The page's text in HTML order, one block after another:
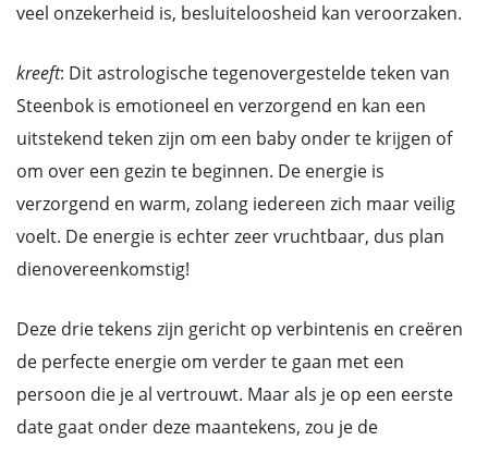
veel onzekerheid is, besluiteloosheid kan veroorzaken.
kreeft: Dit astrologische tegenovergestelde teken van
Steenbok is emotioneel en verzorgend en kan een
uitstekend teken zijn om een baby onder te krijgen of
om over een gezin te beginnen. De energie is
verzorgend en warm, zolang iedereen zich maar veilig
voelt. De energie is echter zeer vruchtbaar, dus plan
dienovereenkomstig!
Deze drie tekens zijn gericht op verbintenis en creëren
de perfecte energie om verder te gaan met een
persoon die je al vertrouwt. Maar als je op een eerste
date gaat onder deze maantekens, zou je de